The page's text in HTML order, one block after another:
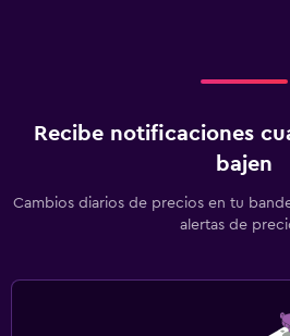
Recibe notificaciones
bajen
Cambios diarios de precios en tu
alertas de